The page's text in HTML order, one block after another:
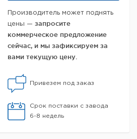
Производитель может поднять
цены — запросите
коммерческое предложение
сейчас, и мы зафиксируем за
вами текущую цену.
Привезем под заказ
Срок поставки с завода
6-8 недель